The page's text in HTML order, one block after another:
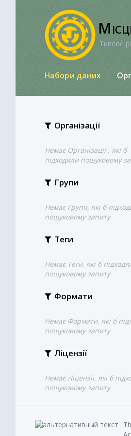
Типове
Набори даних
Організації
Немає Організації , які б
підходили пошуковому
Групи
Немає Групи, які б
пошуковому запиту
Теги
Немає Теги, які б
пошуковому запиту
Формати
Немає Формати, які б
пошуковому запиту
Ліцензії
Немає Ліцензії, які б
пошуковому запиту